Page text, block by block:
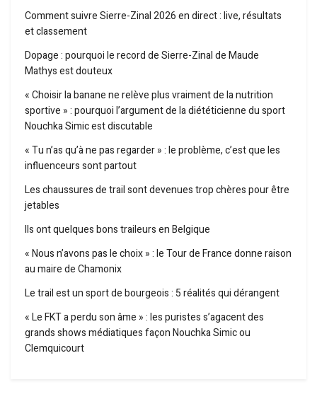
Comment suivre Sierre-Zinal 2026 en direct : live, résultats
et classement
Dopage : pourquoi le record de Sierre-Zinal de Maude
Mathys est douteux
« Choisir la banane ne relève plus vraiment de la nutrition
sportive » : pourquoi l’argument de la diététicienne du sport
Nouchka Simic est discutable
« Tu n’as qu’à ne pas regarder » : le problème, c’est que les
influenceurs sont partout
Les chaussures de trail sont devenues trop chères pour être
jetables
Ils ont quelques bons traileurs en Belgique
« Nous n’avons pas le choix » : le Tour de France donne raison
au maire de Chamonix
Le trail est un sport de bourgeois : 5 réalités qui dérangent
« Le FKT a perdu son âme » : les puristes s’agacent des
grands shows médiatiques façon Nouchka Simic ou
Clemquicourt